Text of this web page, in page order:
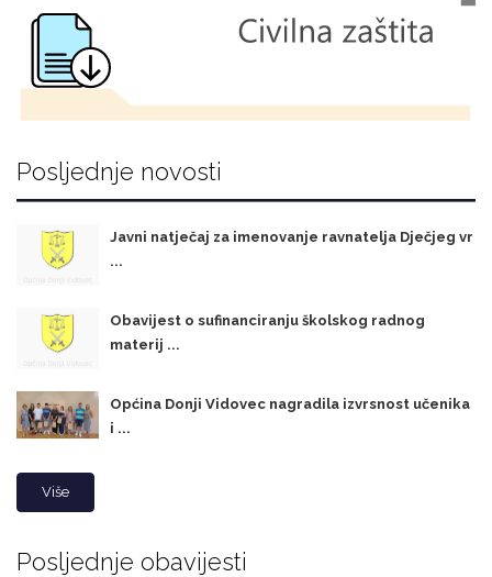
Posljednje novosti
Javni natječaj za imenovanje ravnatelja Dječjeg vr
...
Obavijest o sufinanciranju školskog radnog
materij ...
Općina Donji Vidovec nagradila izvrsnost učenika
i ...
Više
Posljednje obavijesti